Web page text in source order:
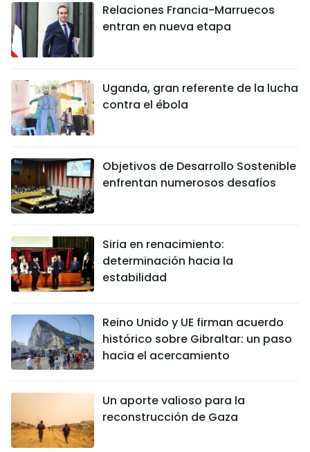
Relaciones Francia-Marruecos
entran en nueva etapa
Uganda, gran referente de la lucha
contra el ébola
Objetivos de Desarrollo Sostenible
enfrentan numerosos desafíos
Siria en renacimiento:
determinación hacia la
estabilidad
Reino Unido y UE firman acuerdo
histórico sobre Gibraltar: un paso
hacia el acercamiento
Un aporte valioso para la
reconstrucción de Gaza